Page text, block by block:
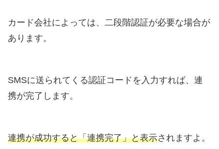
カード会社によっては、二段階認証が必要な場合が
あります。
SMSに送られてくる認証コードを入力すれば、連
携が完了します。
連携が成功すると「連携完了」と表示されますよ。